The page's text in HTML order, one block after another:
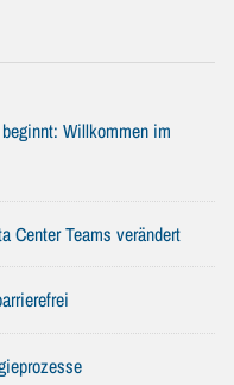
Willkommen im
Center Teams verändert